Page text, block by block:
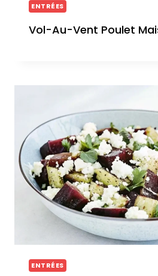
ENTRÉES
Vol-Au-Vent Poulet
ENTRÉES